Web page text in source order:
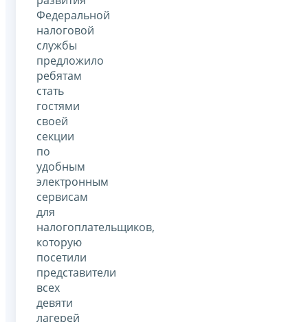
Федеральной
налоговой
службы
предложило
ребятам
стать
гостями
своей
секции
по
удобным
электронным
сервисам
для
налогоплательщиков,
которую
посетили
представители
всех
девяти
лагерей